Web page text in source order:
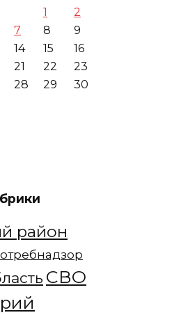
1
2
7 8
9
14 15
16
21 22
23
28 29
30
район
СВО